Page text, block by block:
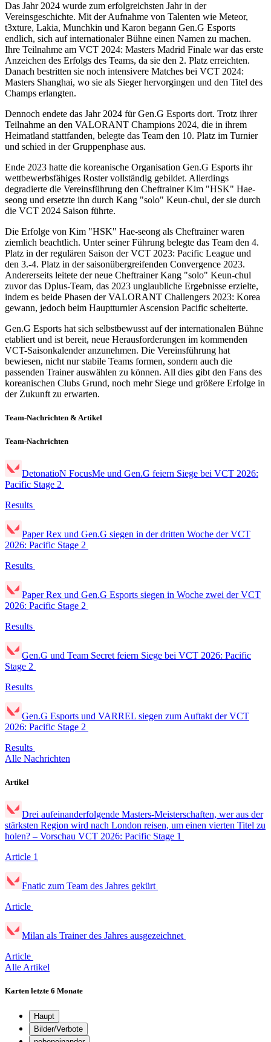
Das Jahr 2024 wurde zum erfolgreichsten Jahr in der
Vereinsgeschichte. Mit der Aufnahme von Talenten wie Meteor,
t3xture, Lakia, Munchkin und Karon begann Gen.G Esports
endlich, sich auf internationaler Bühne einen Namen zu machen.
Ihre Teilnahme am VCT 2024: Masters Madrid Finale war das erste
Anzeichen des Erfolgs des Teams, da sie den 2. Platz erreichten.
Danach bestritten sie noch intensivere Matches bei VCT 2024:
Masters Shanghai, wo sie als Sieger hervorgingen und den Titel des
Champs erlangten.
Dennoch endete das Jahr 2024 für Gen.G Esports dort. Trotz ihrer
Teilnahme an den VALORANT Champions 2024, die in ihrem
Heimatland stattfanden, belegte das Team den 10. Platz im Turnier
und schied in der Gruppenphase aus.
Ende 2023 hatte die koreanische Organisation Gen.G Esports ihr
wettbewerbsfähiges Roster vollständig gebildet. Allerdings
degradierte die Vereinsführung den Cheftrainer Kim "HSK" Hae-
seong und ersetzte ihn durch Kang "solo" Keun-chul, der sie durch
die VCT 2024 Saison führte.
Die Erfolge von Kim "HSK" Hae-seong als Cheftrainer waren
ziemlich beachtlich. Unter seiner Führung belegte das Team den 4.
Platz in der regulären Saison der VCT 2023: Pacific League und
den 3.-4. Platz in der saisonübergreifenden Convergence 2023.
Andererseits leitete der neue Cheftrainer Kang "solo" Keun-chul
zuvor das Dplus-Team, das 2023 unglaubliche Ergebnisse erzielte,
indem es beide Phasen der VALORANT Challengers 2023: Korea
gewann, jedoch beim Hauptturnier Ascension Pacific scheiterte.
Gen.G Esports hat sich selbstbewusst auf der internationalen Bühne
etabliert und ist bereit, neue Herausforderungen im kommenden
VCT-Saisonkalender anzunehmen. Die Vereinsführung hat
bewiesen, nicht nur stabile Teams formen, sondern auch die
passenden Trainer auswählen zu können. All dies gibt den Fans des
koreanischen Clubs Grund, noch mehr Siege und größere Erfolge in
der Zukunft zu erwarten.
Team-Nachrichten & Artikel
Team-Nachrichten
DetonatioN FocusMe und Gen.G feiern Siege bei VCT 2026:
Pacific Stage 2
Results
Paper Rex und Gen.G siegen in der dritten Woche der VCT
2026: Pacific Stage 2
Results
Paper Rex und Gen.G Esports siegen in Woche zwei der VCT
2026: Pacific Stage 2
Results
Gen.G und Team Secret feiern Siege bei VCT 2026: Pacific
Stage 2
Results
Gen.G Esports und VARREL siegen zum Auftakt der VCT
2026: Pacific Stage 2
Results
Alle Nachrichten
Artikel
Drei aufeinanderfolgende Masters-Meisterschaften, wer aus der
stärksten Region wird nach London reisen, um einen vierten Titel zu
holen? – Vorschau VCT 2026: Pacific Stage 1
Article 1
Fnatic zum Team des Jahres gekürt
Article
Milan als Trainer des Jahres ausgezeichnet
Article
Alle Artikel
Karten letzte 6 Monate
Haupt
Bilder/Verbote